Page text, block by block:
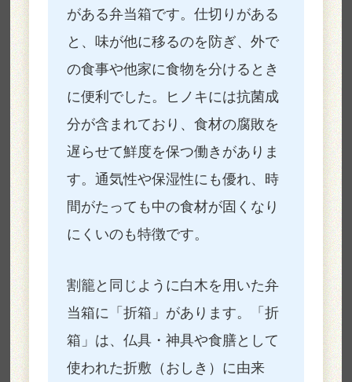
がある弁当箱です。仕切りがある
と、味が他に移るのを防ぎ、外で
の食事や他家に食物を分けるとき
に便利でした。ヒノキには抗菌成
分が含まれており、食材の腐敗を
遅らせて鮮度を保つ働きがありま
す。通気性や保湿性にも優れ、時
間がたっても中の食材が固くなり
にくいのも特徴です。
割籠と同じように白木を用いた弁
当箱に「折箱」があります。「折
箱」は、仏具・神具や食膳として
使われた折敷（おしき）に由来